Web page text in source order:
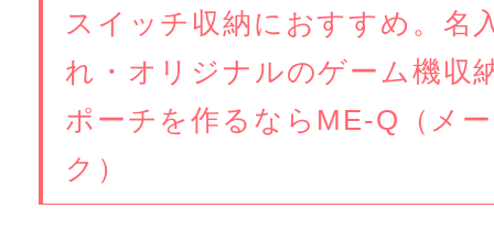
スイッチ収納におすすめ。名
れ・オリジナルのゲーム機収
ポーチを作るならME-Q（メー
ク）